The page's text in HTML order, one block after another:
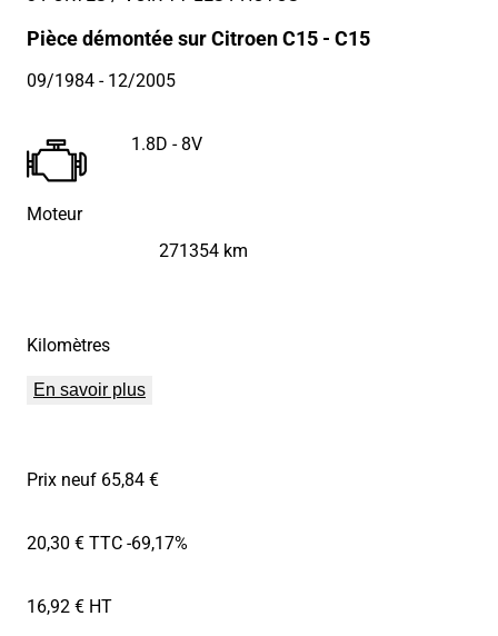
Pièce démontée sur Citroen C15 - C15
09/1984- 12/2005
Moteur
1.8D - 8V
Kilomètres
271354 km
En savoir plus
Prix neuf 65,84 €
20,30 € TTC-69,17%
16,92 € HT